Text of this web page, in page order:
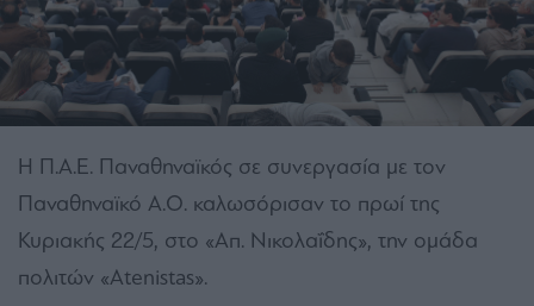
Η Π.Α.Ε. Παναθηναϊκός σε συνεργασία με τον
Παναθηναϊκό Α.Ο. καλωσόρισαν το πρωί της
Κυριακής 22/5, στο «Απ. Νικολαΐδης», την ομάδα
πολιτών «Αtenistas».